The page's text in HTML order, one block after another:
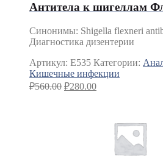
Антитела к шигеллам
Синонимы: Shigella flexneri
Диагностика дизентерии
Артикул: E535 Категории:
Кишечные инфекции
₽560.00 ₽280.00